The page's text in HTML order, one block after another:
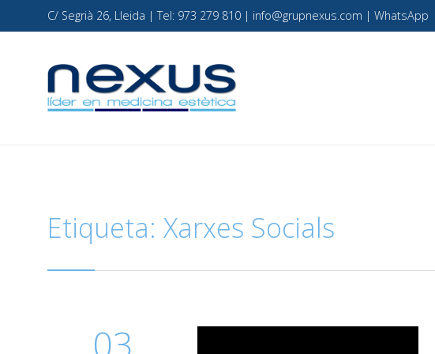
C/ Segrià 26, Lleida | Tel: 973 279 810 | info@grupnexus.com | WhatsApp
Etiqueta: Xarxes Socials
03